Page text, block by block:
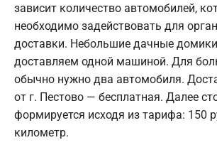
зависит количество автомобилей,
необходимо задействовать для
доставки. Небольшие дачные
доставляем одной машиной. Для
обычно нужно два автомобиля.
от г. Пестово — бесплатная. Далее
формируется исходя из тарифа: 150
километр.